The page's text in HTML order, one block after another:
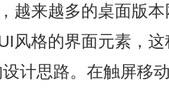
越来越多的桌面版
风格的界面元素，
设计思路。在触屏移